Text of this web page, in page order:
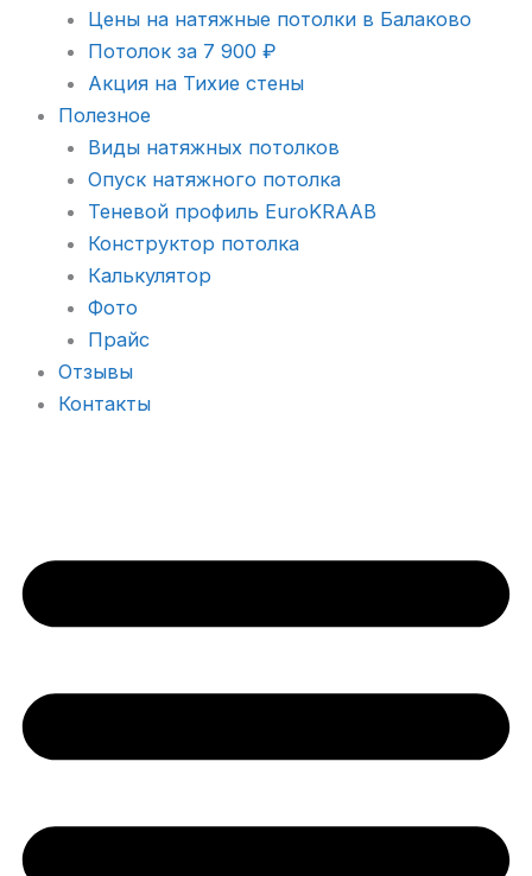
Цены на натяжные потолки в Балаково
Потолок за 7 900 ₽
Акция на Тихие стены
Полезное
Виды натяжных потолков
Опуск натяжного потолка
Теневой профиль EuroKRAAB
Конструктор потолка
Калькулятор
Фото
Прайс
Отзывы
Контакты